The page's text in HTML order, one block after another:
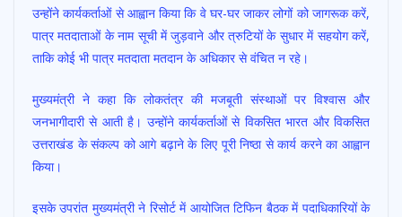
उन्होंने कार्यकर्ताओं से आह्वान किया कि वे घर-घर जाकर लोगों को जागरूक करें,
पात्र मतदाताओं के नाम सूची में जुड़वाने और त्रुटियों के सुधार में सहयोग करें,
ताकि कोई भी पात्र मतदाता मतदान के अधिकार से वंचित न रहे।
मुख्यमंत्री ने कहा कि लोकतंत्र की मजबूती संस्थाओं पर विश्वास और
जनभागीदारी से आती है। उन्होंने कार्यकर्ताओं से विकसित भारत और विकसित
उत्तराखंड के संकल्प को आगे बढ़ाने के लिए पूरी निष्ठा से कार्य करने का आह्वान
किया।
इसके उपरांत मुख्यमंत्री ने रिसोर्ट में आयोजित टिफिन बैठक में पदाधिकारियों के